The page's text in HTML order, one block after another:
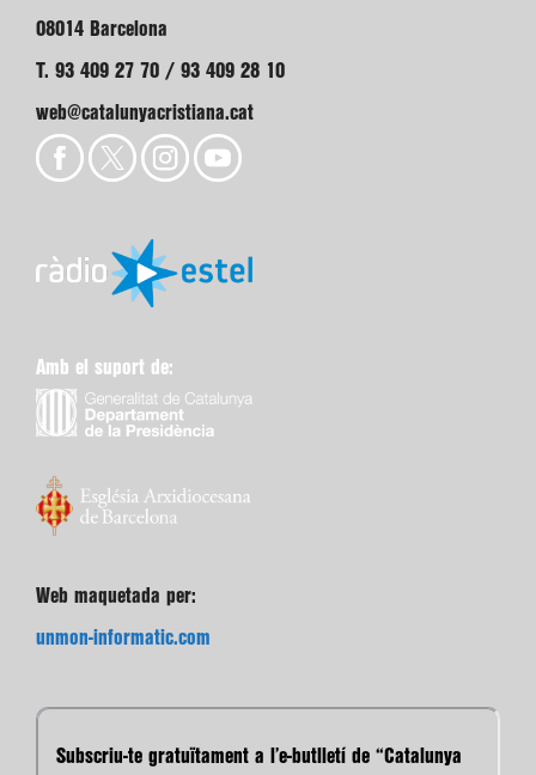
08014 Barcelona
T. 93 409 27 70 / 93 409 28 10
web@catalunyacristiana.cat
Amb el suport de:
Web maquetada per:
unmon-informatic.com
Subscriu-te gratuïtament a l’e-butlletí de “Catalunya